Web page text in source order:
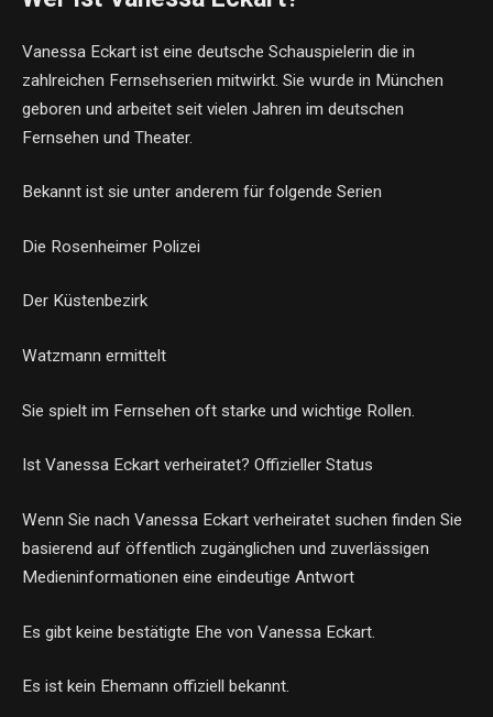
Vanessa Eckart ist eine deutsche Schauspielerin die in
zahlreichen Fernsehserien mitwirkt. Sie wurde in München
geboren und arbeitet seit vielen Jahren im deutschen
Fernsehen und Theater.
Bekannt ist sie unter anderem für folgende Serien
Die Rosenheimer Polizei
Der Küstenbezirk
Watzmann ermittelt
Sie spielt im Fernsehen oft starke und wichtige Rollen.
Ist Vanessa Eckart verheiratet? Offizieller Status
Wenn Sie nach Vanessa Eckart verheiratet suchen finden Sie
basierend auf öffentlich zugänglichen und zuverlässigen
Medieninformationen eine eindeutige Antwort
Es gibt keine bestätigte Ehe von Vanessa Eckart.
Es ist kein Ehemann offiziell bekannt.